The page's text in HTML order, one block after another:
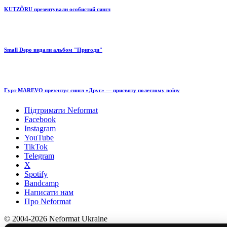
KUTZÔRU презентували особистий сингл
Small Depo видали альбом "Пригоди"
Гурт MAREVO презентує сингл «Друг» — присвяту полеглому воїну
Підтримати Neformat
Facebook
Instagram
YouTube
TikTok
Telegram
X
Spotify
Bandcamp
Написати нам
Про Neformat
© 2004-2026 Neformat Ukraine